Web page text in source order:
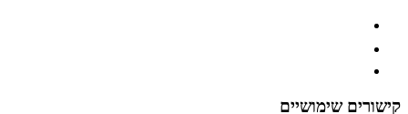
קישורים שימושיים